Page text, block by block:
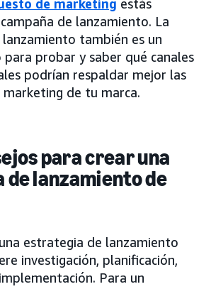
de marketing estás
de lanzamiento. La
también es un
probar y saber qué canales
podrían respaldar mejor las
marketing de tu marca.
para crear una
lanzamiento de
estrategia de lanzamiento
investigación, planificación,
Para un